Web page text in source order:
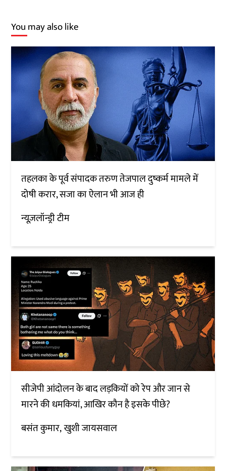
You may also like
तहलका के पूर्व संपादक तरुण तेजपाल दुष्कर्म मामले में
दोषी करार, सजा का ऐलान भी आज ही
न्यूज़लॉन्ड्री टीम
सीजेपी आंदोलन के बाद लड़कियों को रेप और जान से
मारने की धमकियां, आखिर कौन है इसके पीछे?
बसंत कुमार खुशी जायसवाल